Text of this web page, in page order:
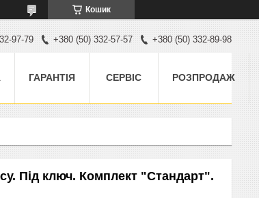
Кошик
97-79 +380 (50) 332-57-57 +380 (50) 332-89-98
ГАРАНТІЯ СЕРВІС РОЗПРОДАЖ
Під ключ. Комплект "Стандарт".